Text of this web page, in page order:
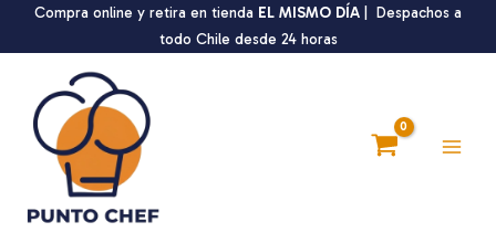
Compra online y retira en tienda EL MISMO DÍA | Despachos a
todo Chile desde 24 horas